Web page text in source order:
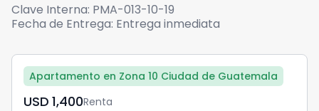
Clave Interna: PMA-013-10-19
Fecha de Entrega: Entrega inmediata
Apartamento en Zona 10 Ciudad de Guatemala
USD	1,400Renta